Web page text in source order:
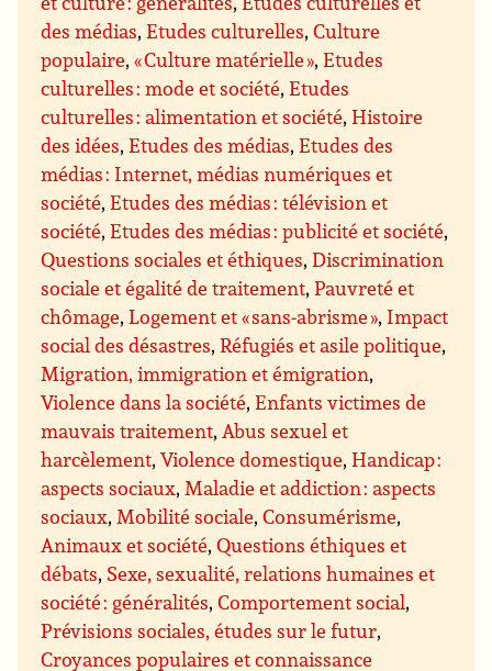
des médias,Etudes culturelles,Culture
populaire,« Culture matérielle »,Etudes
culturelles : mode et société,Etudes
culturelles : alimentation et société,Histoire
des idées,Etudes des médias,Etudes des
médias : Internet, médias numériques et
société,Etudes des médias : télévision et
société,Etudes des médias : publicité et société,
Questions sociales et éthiques,Discrimination
sociale et égalité de traitement,Pauvreté et
chômage,Logement et « sans-abrisme », Impact
social des désastres,Réfugiés et asile politique,
Migration, immigration et émigration,
Violence dans la société,Enfants victimes de
mauvais traitement,Abus sexuel et
harcèlement,Violence domestique,Handicap :
aspects sociaux,Maladie et addiction : aspects
sociaux,Mobilité sociale,Consumérisme,
Animaux et société,Questions éthiques et
débats, Sexe, sexualité, relations humaines et
société : généralités,Comportement social,
Prévisions sociales, études sur le futur,
Croyances populaires et connaissance